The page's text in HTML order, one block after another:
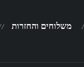
משלוחים והחזרות